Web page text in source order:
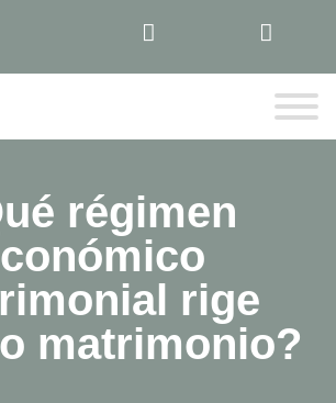
régimen
rige
matrimonio?